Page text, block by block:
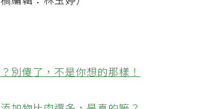
編輯：林玉婷）
別傻了，不是你想的那樣！